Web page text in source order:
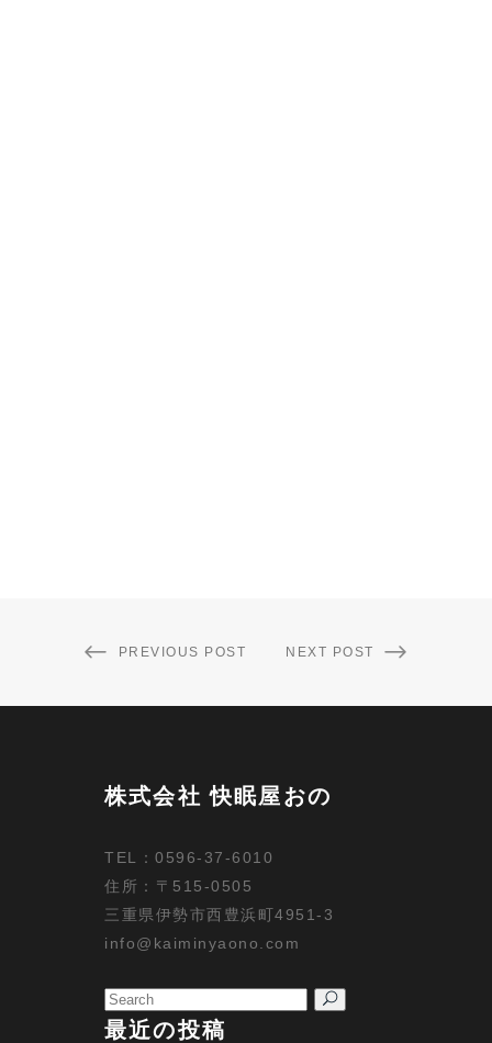
PREVIOUS POST NEXT POST
株式会社 快眠屋おの
TEL：0596-37-6010
住所：〒515-0505
三重県伊勢市西豊浜町4951-3
info@kaiminyaono.com
Search
for:
最近の投稿